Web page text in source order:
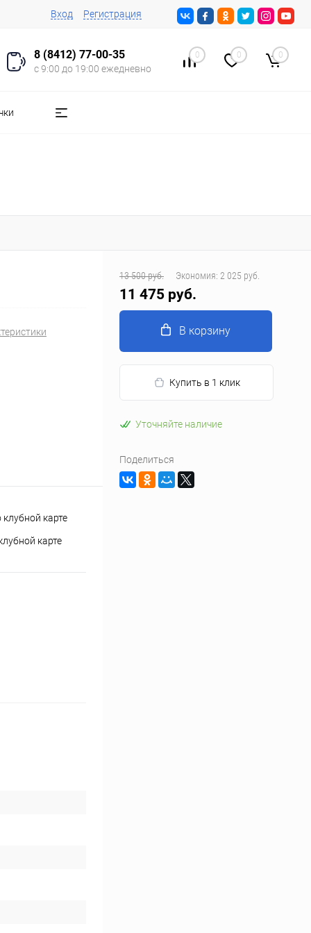
Вход Регистрация
8 (8412) 77-00-35
с 9:00 до 19:00 ежедневно
0 0 0
карте
13 500 руб. Экономия: 2 025 руб.
11 475 руб.
В корзину
Купить в 1 клик
Уточняйте наличие
Поделиться